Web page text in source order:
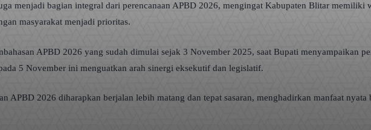
menjadi bagian integral dari perencanaan APBD 2026, mengingat Kabupaten Blitar memiliki
masyarakat menjadi prioritas.
APBD 2026 yang sudah dimulai sejak 3 November 2025, saat Bupati menyampaikan
5 November ini menguatkan arah sinergi eksekutif dan legislatif.
APBD 2026 diharapkan berjalan lebih matang dan tepat sasaran, menghadirkan manfaat